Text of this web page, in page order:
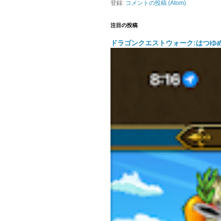
登録: コメントの投稿 (Atom)
注目の投稿
ドラゴンクエストウォーク:はつゆ